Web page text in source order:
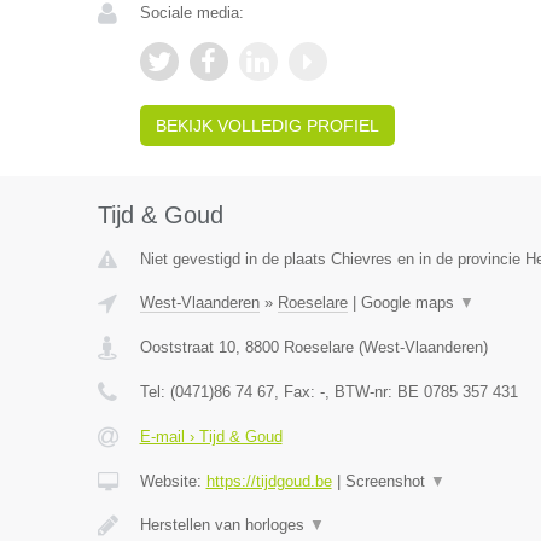
Sociale media:
BEKIJK VOLLEDIG PROFIEL
Tijd & Goud
Niet gevestigd in de plaats Chievres en in de provincie
West-Vlaanderen» Roeselare| Google maps ▼
Ooststraat 10, 8800 Roeselare(West-Vlaanderen)
Tel: (0471)86 74 67, Fax: -, BTW-nr: BE 0785 357 431
E-mail › Tijd & Goud
Website: https://tijdgoud.be| Screenshot ▼
Herstellen van horloges ▼